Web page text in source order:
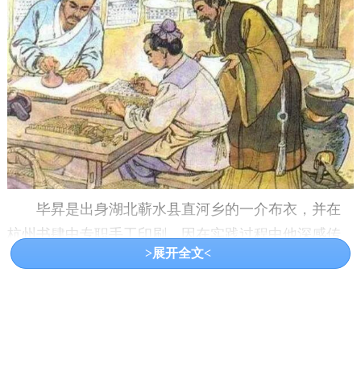
毕昇是出身湖北蕲水县直河乡的一介布衣，并在
杭州书肆中专职手工印刷，因在实践过程中他深感传
统方式的复杂，因此总结前人经验后于容忍宋仁宗庆
>展开全文<